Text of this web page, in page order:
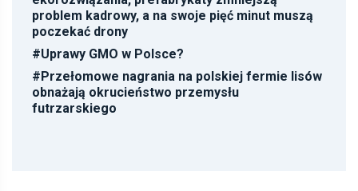
problem kadrowy, a na swoje pięć minut muszą
poczekać drony
#Uprawy GMO w Polsce?
#Przełomowe nagrania na polskiej fermie lisów
obnażają okrucieństwo przemysłu
futrzarskiego